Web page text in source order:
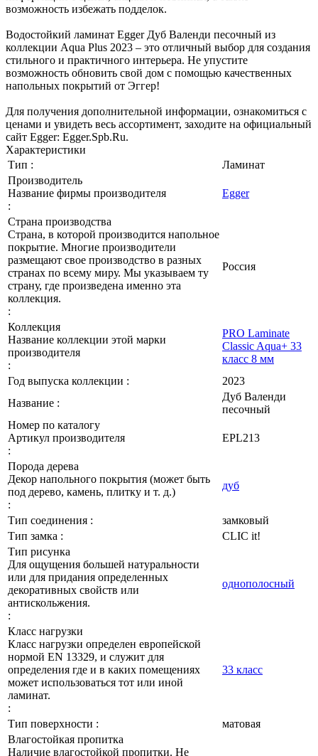
возможность избежать подделок.
Водостойкий ламинат Egger Дуб Валенди песочный из
коллекции Aqua Plus 2023 – это отличный выбор для создания
стильного и практичного интерьера. Не упустите
возможность обновить свой дом с помощью качественных
напольных покрытий от Эггер!
Для получения дополнительной информации, ознакомиться с
ценами и увидеть весь ассортимент, заходите на официальный
сайт Egger: Egger.Spb.Ru.
Характеристики
Тип :
Ламинат
Производитель
Название фирмы производителя
:
Egger
Страна производства
Страна, в которой производится напольное
покрытие. Многие производители
размещают свое производство в разных
странах по всему миру. Мы указываем ту
страну, где произведена именно эта
коллекция.
:
Россия
Коллекция
Название коллекции этой марки
производителя
:
PRO Laminate
Classic Aqua+ 33
класс 8 мм
Год выпуска коллекции :
2023
Название :
Дуб Валенди
песочный
Номер по каталогу
Артикул производителя
:
EPL213
Порода дерева
Декор напольного покрытия (может быть
под дерево, камень, плитку и т. д.)
:
дуб
Тип соединения :
замковый
Тип замка :
CLIC it!
Тип рисунка
Для ощущения большей натуральности
или для придания определенных
декоративных свойств или
антискольжения.
:
однополосный
Класс нагрузки
Класс нагрузки определен европейской
нормой EN 13329, и служит для
определения где и в каких помещениях
может использоваться тот или иной
ламинат.
:
33 класс
Тип поверхности :
матовая
Влагостойкая пропитка
Наличие влагостойкой пропитки. Не